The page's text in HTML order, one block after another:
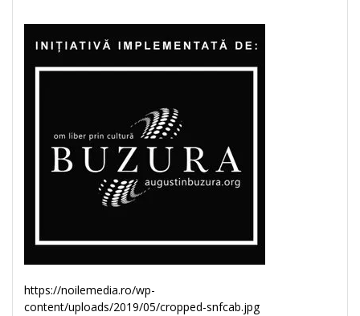
https://noilemedia.ro/wp-
content/uploads/2019/05/cropped-snfcab.jpg